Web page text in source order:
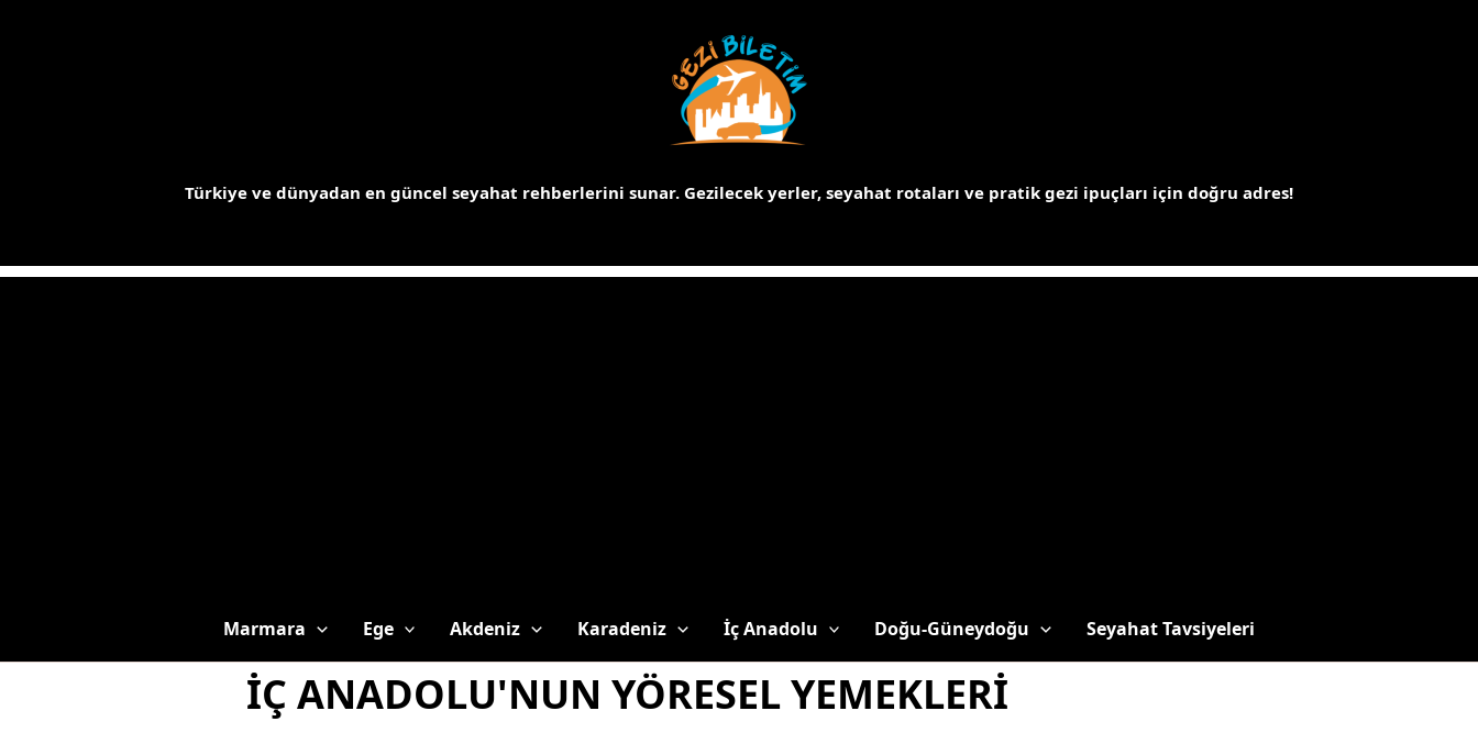
Türkiye ve dünyadan en güncel seyahat rehberlerini sunar. Gezilecek yerler, seyahat rotaları ve pratik gezi ipuçları için doğru adres!
Marmara Ege Akdeniz Karadeniz İç Anadolu Doğu-Güneydoğu Seyahat Tavsiyeleri
İÇ ANADOLU'NUN YÖRESEL YEMEKLERİ